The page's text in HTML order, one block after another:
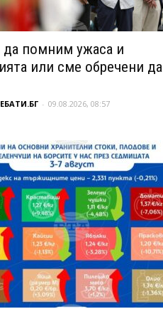
да помним ужаса и
или сме обречени да
- 09.08.2026, 08:57